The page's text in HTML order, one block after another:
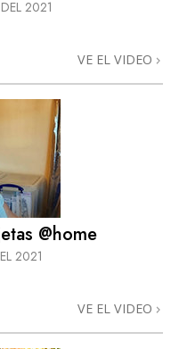
2021
VE EL VIDEO
@home
2021
VE EL VIDEO